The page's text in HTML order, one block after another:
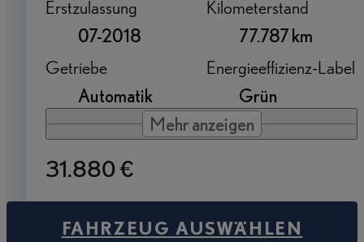
Erstzulassung
07-2018
Kilometerstand
77.787 km
Getriebe
Automatik
Energieeffizienz-Label
Grün
Mehr anzeigen
31.880 €
FAHRZEUG AUSWÄHLEN